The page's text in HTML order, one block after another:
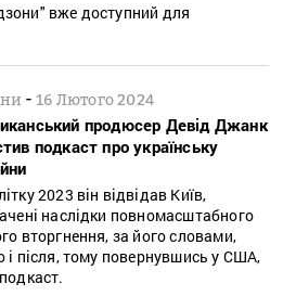
вже доступний для
-16 Лютого 2024
продюсер Девід Джанк
подкаст про українську
2023 він відвідав Київ,
наслідки повномасштабного
вторгнення, за його словами,
і після, тому повернувшись у США,